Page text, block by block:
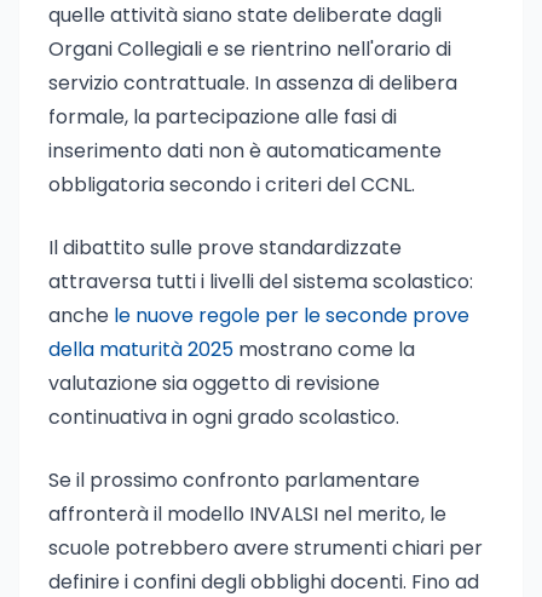
quelle attività siano state deliberate dagli
Organi Collegiali e se rientrino nell'orario di
servizio contrattuale. In assenza di delibera
formale, la partecipazione alle fasi di
inserimento dati non è automaticamente
obbligatoria secondo i criteri del CCNL.
Il dibattito sulle prove standardizzate
attraversa tutti i livelli del sistema scolastico:
anche le nuove regole per le seconde prove
della maturità 2025 mostrano come la
valutazione sia oggetto di revisione
continuativa in ogni grado scolastico.
Se il prossimo confronto parlamentare
affronterà il modello INVALSI nel merito, le
scuole potrebbero avere strumenti chiari per
definire i confini degli obblighi docenti. Fino ad